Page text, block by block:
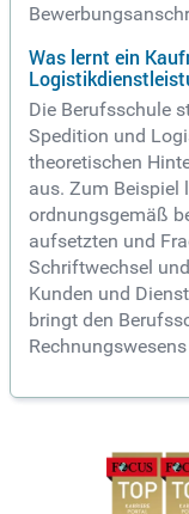
Was lernt ein
Die Berufsschule
Spedition und
theoretischen
aus. Zum Beispiel
ordnungsgemäß
aufsetzten und
Schriftwechsel
Kunden und
bringt den